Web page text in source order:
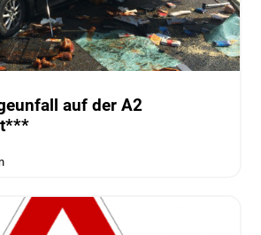
auf der A2